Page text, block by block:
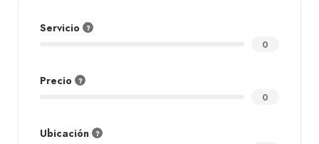
Servicio
0
Precio
0
Ubicación